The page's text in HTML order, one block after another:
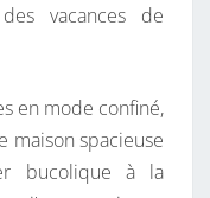
vacances de
en mode confiné,
maison spacieuse
bucolique à la